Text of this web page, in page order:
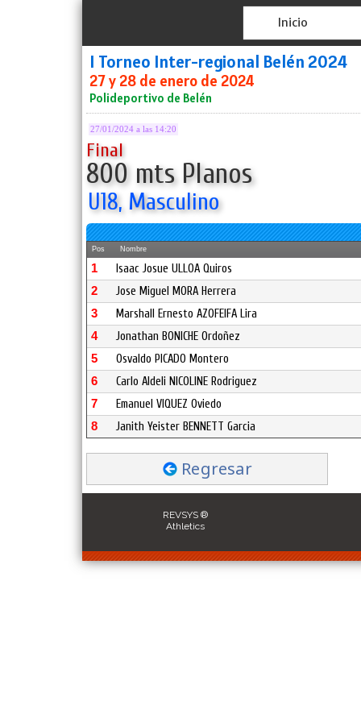
Inicio
I Torneo Inter-regional Belén 2024
27 y 28 de enero de 2024
Polideportivo de Belén
27/01/2024 a las 14:20
Final
800 mts Planos
U18, Masculino
Pos Nombre
1 Isaac Josue ULLOA Quiros
2 Jose Miguel MORA Herrera
3 Marshall Ernesto AZOFEIFA Lira
4 Jonathan BONICHE Ordoñez
5 Osvaldo PICADO Montero
6 Carlo Aldeli NICOLINE Rodriguez
7 Emanuel VIQUEZ Oviedo
8 Janith Yeister BENNETT Garcia
Regresar
REVSYS ®
Athletics